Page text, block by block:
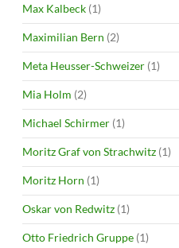
Max Kalbeck (1)
Maximilian Bern (2)
Meta Heusser-Schweizer (1)
Mia Holm (2)
Michael Schirmer (1)
Moritz Graf von Strachwitz (1)
Moritz Horn (1)
Oskar von Redwitz (1)
Otto Friedrich Gruppe (1)